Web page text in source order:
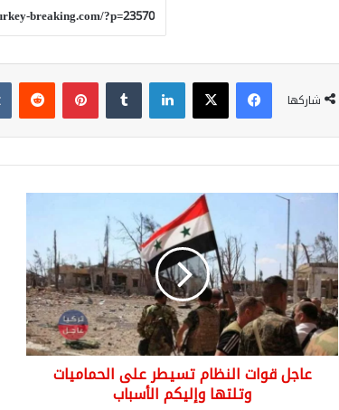
شاركها
فيسبوك‫X لينكدإن بينتيريست
عاجل
النظام
تسيطر
على
الحماميات
وتلتها
وإليكم
الأسباب
عاجل قوات النظام تسيطر على الحماميات
وتلتها وإليكم الأسباب